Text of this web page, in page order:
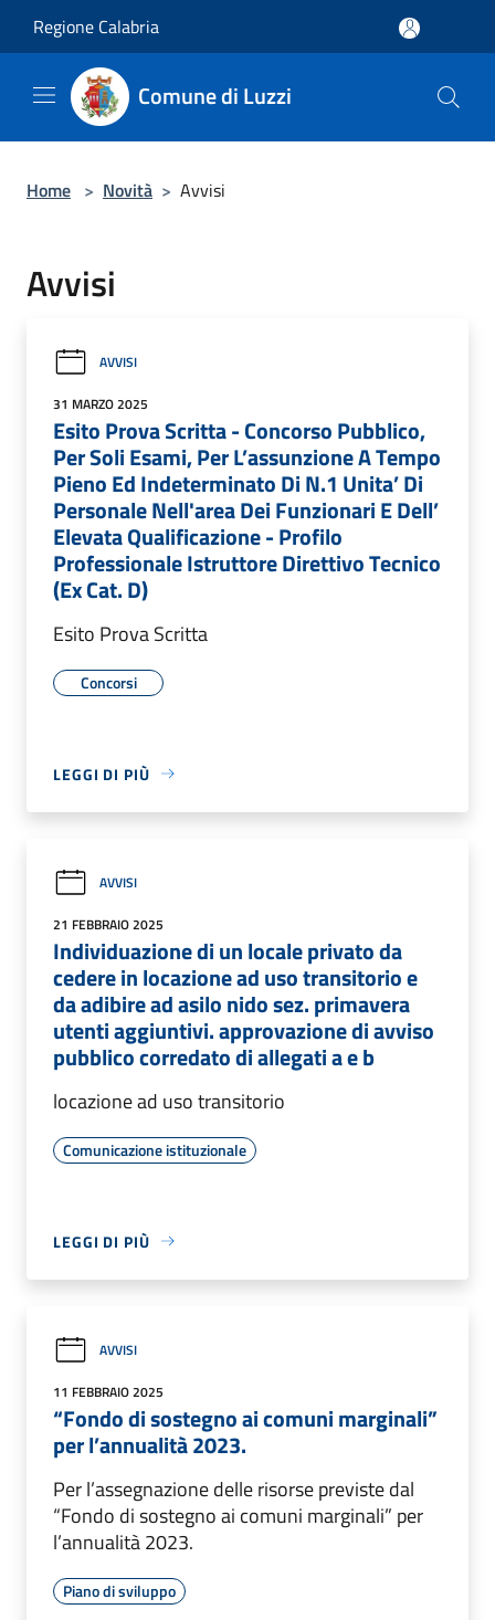
Regione Calabria
Comune di Luzzi
Home > Novità > Avvisi
Avvisi
AVVISI
31 MARZO 2025
Esito Prova Scritta - Concorso Pubblico,
Per Soli Esami, Per L’assunzione A Tempo
Pieno Ed Indeterminato Di N.1 Unita’ Di
Personale Nell'area Dei Funzionari E Dell’
Elevata Qualificazione - Profilo
Professionale Istruttore Direttivo Tecnico
(Ex Cat. D)
Esito Prova Scritta
Concorsi
LEGGI DI PIÙ
AVVISI
21 FEBBRAIO 2025
Individuazione di un locale privato da
cedere in locazione ad uso transitorio e
da adibire ad asilo nido sez. primavera
utenti aggiuntivi. approvazione di avviso
pubblico corredato di allegati a e b
locazione ad uso transitorio
Comunicazione istituzionale
LEGGI DI PIÙ
AVVISI
11 FEBBRAIO 2025
“Fondo di sostegno ai comuni marginali”
per l’annualità 2023.
Per l’assegnazione delle risorse previste dal
“Fondo di sostegno ai comuni marginali” per
l’annualità 2023.
Piano di sviluppo